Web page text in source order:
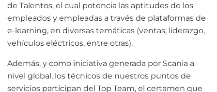
de Talentos, el cual potencia las aptitudes de los
empleados y empleadas a través de plataformas de
e-learning, en diversas temáticas (ventas, liderazgo,
vehículos eléctricos, entre otras).
Además, y como iniciativa generada por Scania a
nivel global, los técnicos de nuestros puntos de
servicios participan del Top Team, el certamen que